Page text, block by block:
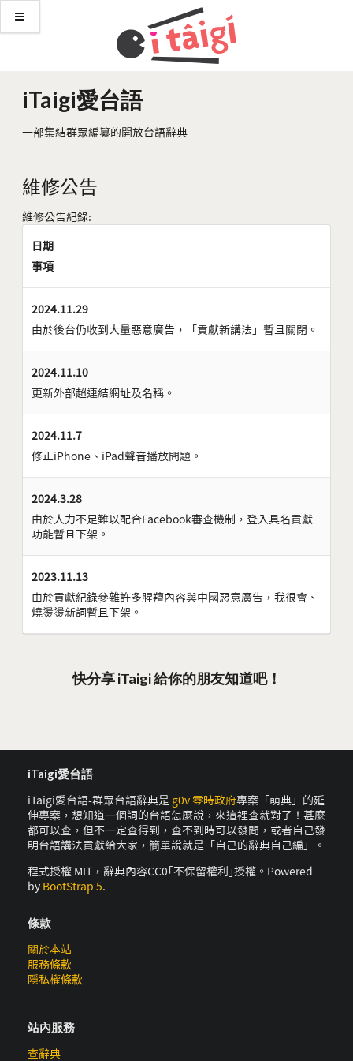
iTaigi愛台語
一部集結群眾編纂的開放台語辭典
維修公告
維修公告紀錄:
日期
事項
2024.11.29
由於後台仍收到大量惡意廣告，「貢獻新講法」暫且關閉。
2024.11.10
更新外部超連結網址及名稱。
2024.11.7
修正iPhone、iPad聲音播放問題。
2024.3.28
由於人力不足難以配合Facebook審查機制，登入具名貢獻
功能暫且下架。
2023.11.13
由於貢獻紀錄參雜許多腥羶內容與中國惡意廣告，我很會、
燒燙燙新詞暫且下架。
快分享 iTaigi 給你的朋友知道吧！
iTaigi愛台語
iTaigi愛台語-群眾台語辭典是 g0v 零時政府專案「萌典」的延
伸專案，想知道一個詞的台語怎麼說，來這裡查就對了！甚麼
都可以查，但不一定查得到，查不到時可以發問，或者自己發
明台語講法貢獻給大家，簡單說就是「自己的辭典自己編」。
程式授權 MIT，辭典內容CC0｢不保留權利｣授權。Powered
by BootStrap 5.
條款
關於本站
服務條款
隱私權條款
站內服務
查辭典